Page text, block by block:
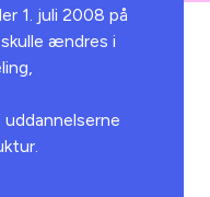
1. juli 2008 på
ændres i